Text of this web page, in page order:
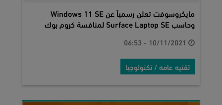
مايكروسوفت تعلن رسمياً عن Windows 11 SE
وحاسب Surface Laptop SE لمنافسة كروم بوك
تقنيه عامه / تكنولوجيا